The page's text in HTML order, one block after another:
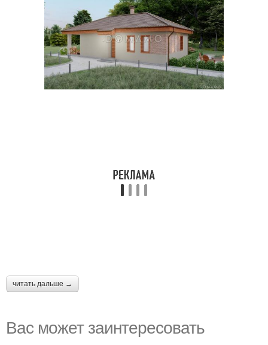
читать дальше →
Вас может заинтересовать